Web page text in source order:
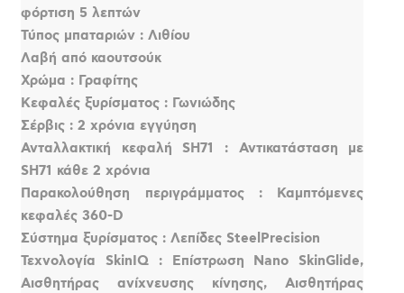
φόρτιση 5 λεπτών
Τύπος μπαταριών : Λιθίου
Λαβή από καουτσούκ
Χρώμα : Γραφίτης
Κεφαλές ξυρίσματος : Γωνιώδης
Σέρβις : 2 χρόνια εγγύηση
Ανταλλακτική κεφαλή SH71 : Αντικατάσταση με
SH71 κάθε 2 χρόνια
Παρακολούθηση περιγράμματος : Καμπτόμενες
κεφαλές 360-D
Σύστημα ξυρίσματος : Λεπίδες SteelPrecision
Τεχνολογία SkinIQ : Επίστρωση Nano SkinGlide,
Αισθητήρας ανίχνευσης κίνησης, Αισθητήρας